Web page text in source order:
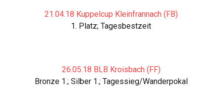
21.04.18 Kuppelcup Kleinfrannach (FB)
1. Platz; Tagesbestzeit
26.05.18 BLB Kroisbach (FF)
Bronze 1.; Silber 1.; Tagessieg/Wanderpokal